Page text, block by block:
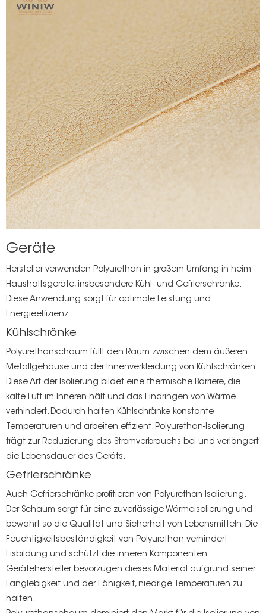
Geräte
Hersteller verwenden Polyurethan in großem Umfang in heim
Haushaltsgeräte, insbesondere Kühl- und Gefrierschränke.
Diese Anwendung sorgt für optimale Leistung und
Energieeffizienz.
Kühlschränke
Polyurethanschaum füllt den Raum zwischen dem äußeren
Metallgehäuse und der Innenverkleidung von Kühlschränken.
Diese Art der Isolierung bildet eine thermische Barriere, die
kalte Luft im Inneren hält und das Eindringen von Wärme
verhindert. Dadurch halten Kühlschränke konstante
Temperaturen und arbeiten effizient. Polyurethan-Isolierung
trägt zur Reduzierung des Stromverbrauchs bei und verlängert
die Lebensdauer des Geräts.
Gefrierschränke
Auch Gefrierschränke profitieren von Polyurethan-Isolierung.
Der Schaum sorgt für eine zuverlässige Wärmeisolierung und
bewahrt so die Qualität und Sicherheit von Lebensmitteln. Die
Feuchtigkeitsbeständigkeit von Polyurethan verhindert
Eisbildung und schützt die inneren Komponenten.
Gerätehersteller bevorzugen dieses Material aufgrund seiner
Langlebigkeit und der Fähigkeit, niedrige Temperaturen zu
halten.